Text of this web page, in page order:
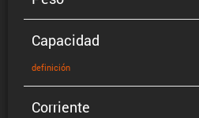
Capacidad
defini­ción
Corriente